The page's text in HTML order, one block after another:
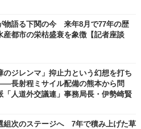
物語る下関の今 来年8月で77年の歴
都市の栄枯盛衰を象徴【記者座談
のジレンマ」抑止力という幻想を打ち
長射程ミサイル配備の熊本から問
人道外交議連」事務局長・伊勢崎賢
組次のステージへ 7年で積み上げた草